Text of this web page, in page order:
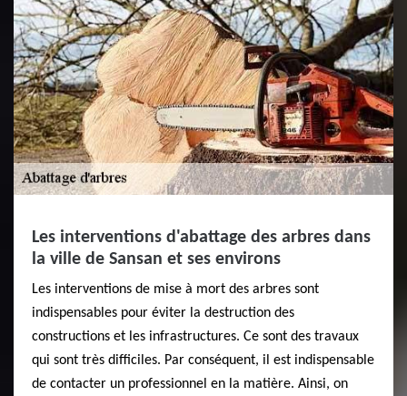
Les interventions d'abattage des arbres dans
la ville de Sansan et ses environs
Les interventions de mise à mort des arbres sont
indispensables pour éviter la destruction des
constructions et les infrastructures. Ce sont des travaux
qui sont très difficiles. Par conséquent, il est indispensable
de contacter un professionnel en la matière. Ainsi, on